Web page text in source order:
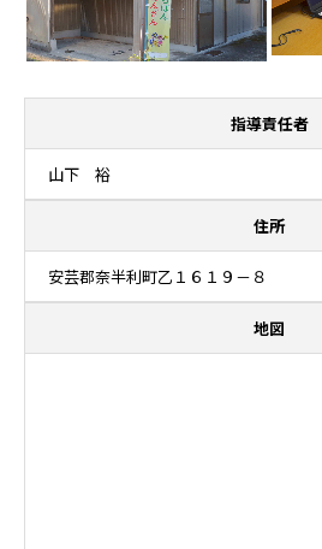
指導責任者
山下 裕
住所
安芸郡奈半利町乙１６１９－８
地図